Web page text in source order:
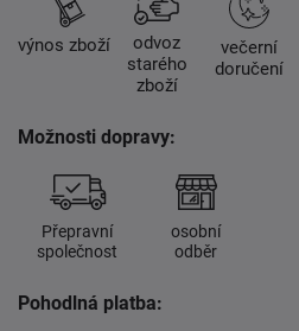
výnos zboží
odvoz
starého
zboží
večerní
doručení
Možnosti dopravy:
Přepravní
společnost
osobní
odběr
Pohodlná platba: